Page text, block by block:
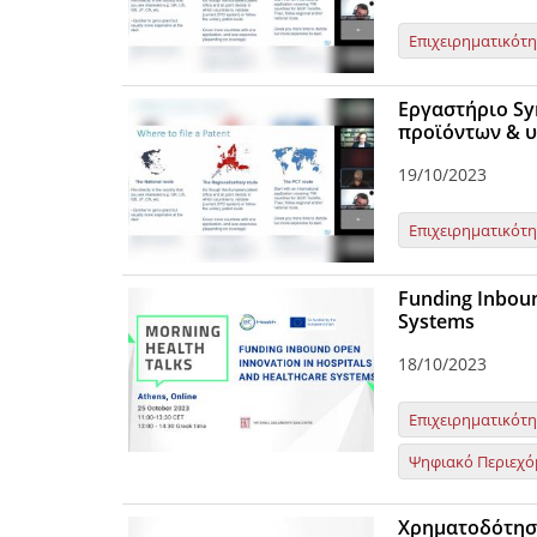
Εργαστήριο
προϊόντων &
19/10/2023
Funding
Systems
18/10/2023
Ψηφιακό